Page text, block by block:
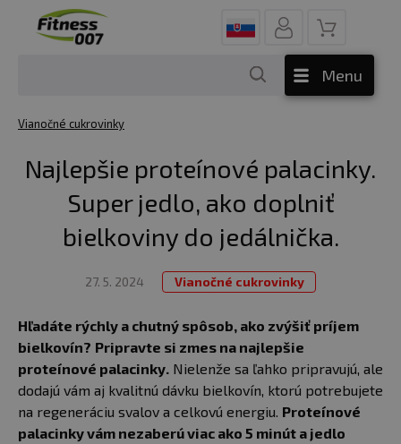
Menu
Vianočné cukrovinky
Najlepšie proteínové palacinky.
Super jedlo, ako doplniť
bielkoviny do jedálnička.
27. 5. 2024 Vianočné cukrovinky
Hľadáte rýchly a chutný spôsob, ako zvýšiť príjem
bielkovín? Pripravte si zmes na najlepšie
proteínové palacinky. Nielenže sa ľahko pripravujú, ale
dodajú vám aj kvalitnú dávku bielkovín, ktorú potrebujete
na regeneráciu svalov a celkovú energiu. Proteínové
palacinky vám nezaberú viac ako 5 minút a jedlo